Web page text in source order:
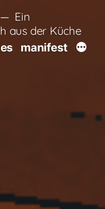
Ein
aus der Küche
manifest